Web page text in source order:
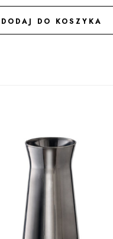
DODAJ DO KOSZYKA
DODAJ DO ULUBIONYCH